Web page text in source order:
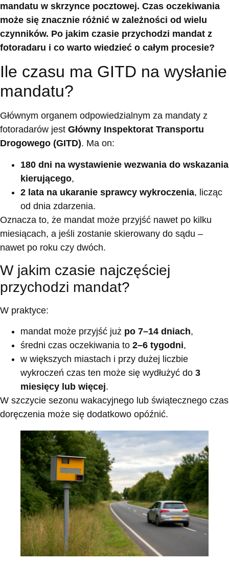
mandatu w skrzynce pocztowej. Czas oczekiwania
może się znacznie różnić w zależności od wielu
czynników. Po jakim czasie przychodzi mandat z
fotoradaru i co warto wiedzieć o całym procesie?
Ile czasu ma GITD na wysłanie
mandatu?
Głównym organem odpowiedzialnym za mandaty z
fotoradarów jest Główny Inspektorat Transportu
Drogowego (GITD). Ma on:
180 dni na wystawienie wezwania do wskazania
kierującego,
2 lata na ukaranie sprawcy wykroczenia, licząc
od dnia zdarzenia.
Oznacza to, że mandat może przyjść nawet po kilku
miesiącach, a jeśli zostanie skierowany do sądu –
nawet po roku czy dwóch.
W jakim czasie najczęściej
przychodzi mandat?
W praktyce:
mandat może przyjść już po 7–14 dniach,
średni czas oczekiwania to 2–6 tygodni,
w większych miastach i przy dużej liczbie
wykroczeń czas ten może się wydłużyć do 3
miesięcy lub więcej.
W szczycie sezonu wakacyjnego lub świątecznego czas
doręczenia może się dodatkowo opóźnić.